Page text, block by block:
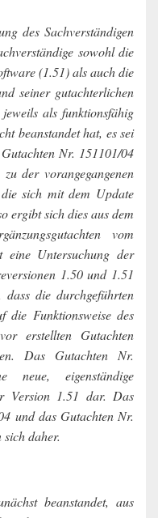
des Sachverständigen
sowohl die
(1.51) als auch die
seiner gutachterlichen
als funktionsfähig
beanstandet hat, es sei
Nr. 151101/04
der vorangegangenen
die sich mit dem Update
ergibt sich dies aus dem
vom
eine Untersuchung der
1.50 und 1.51
die durchgeführten
die Funktionsweise des
erstellten Gutachten
Das Gutachten Nr.
neue, eigenständige
Version 1.51 dar. Das
und das Gutachten Nr.
sich daher.
beanstandet, aus